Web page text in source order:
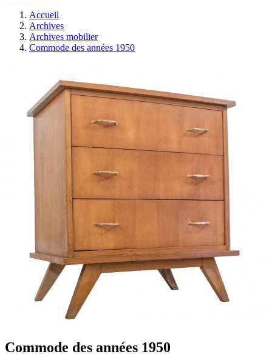
Accueil
Archives
Archives mobilier
Commode des années 1950
Commode des années 1950